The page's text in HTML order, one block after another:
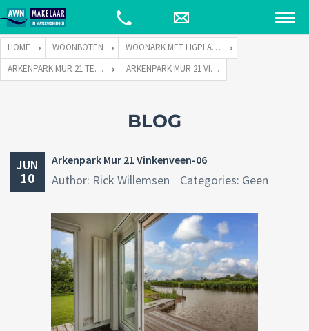
HOME WOONBOTEN
WOONARK MET LIGPLAATS
ARKENPARK MUR 21 TE 3645 EH VINKEVEEN
ARKENPARK MUR 21 VINKENVEEN-06
BLOG
JUN
10
Arkenpark Mur 21 Vinkenveen-06
Author: Rick Willemsen Categories: Geen